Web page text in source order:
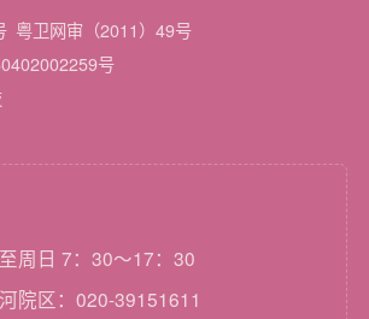
粤卫网审（2011）49号
号
周日 7：30～17：30
院区：020-39151611